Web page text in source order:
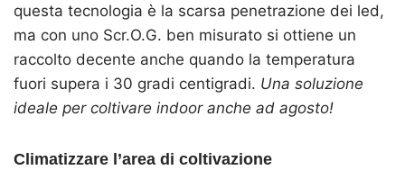
questa tecnologia è la scarsa penetrazione dei led,
ma con uno Scr.O.G. ben misurato si ottiene un
raccolto decente anche quando la temperatura
fuori supera i 30 gradi centigradi. Una soluzione
ideale per coltivare indoor anche ad agosto!
Climatizzare l’area di coltivazione